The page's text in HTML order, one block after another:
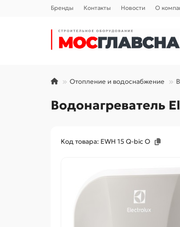
Бренды Контакты Новости О
Отопление и водоснабжение
Водонагреватель
Код товара: EWH 15 Q-bic O